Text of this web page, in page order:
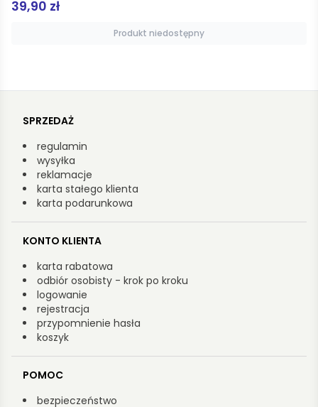
39,90 zł
Produkt niedostępny
SPRZEDAŻ
regulamin
wysyłka
reklamacje
karta stałego klienta
karta podarunkowa
KONTO KLIENTA
karta rabatowa
odbiór osobisty - krok po kroku
logowanie
rejestracja
przypomnienie hasła
koszyk
POMOC
bezpieczeństwo